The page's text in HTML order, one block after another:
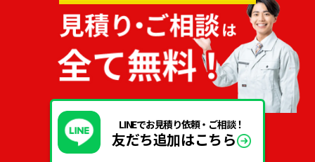
LINEでお見積り依頼・ご相談！
友だち追加はこちら